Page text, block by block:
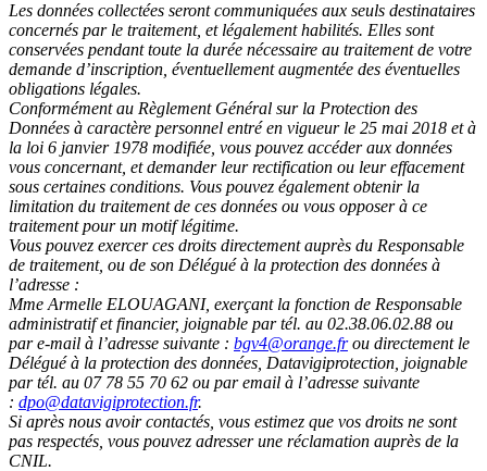
Les données collectées seront communiquées aux seuls destinataires
concernés par le traitement, et légalement habilités. Elles sont
conservées pendant toute la durée nécessaire au traitement de votre
demande d’inscription, éventuellement augmentée des éventuelles
obligations légales.
Conformément au Règlement Général sur la Protection des
Données à caractère personnel entré en vigueur le 25 mai 2018 et à
la loi 6 janvier 1978 modifiée, vous pouvez accéder aux données
vous concernant, et demander leur rectification ou leur effacement
sous certaines conditions. Vous pouvez également obtenir la
limitation du traitement de ces données ou vous opposer à ce
traitement pour un motif légitime.
Vous pouvez exercer ces droits directement auprès du Responsable
de traitement, ou de son Délégué à la protection des données à
l’adresse :
Mme Armelle ELOUAGANI, exerçant la fonction de Responsable
administratif et financier, joignable par tél. au 02.38.06.02.88 ou
par e-mail à l’adresse suivante : bgv4@orange.frou directement le
Délégué à la protection des données, Datavigiprotection, joignable
par tél. au 07 78 55 70 62 ou par email à l’adresse suivante
: dpo@datavigiprotection.fr.
Si après nous avoir contactés, vous estimez que vos droits ne sont
pas respectés, vous pouvez adresser une réclamation auprès de la
CNIL.